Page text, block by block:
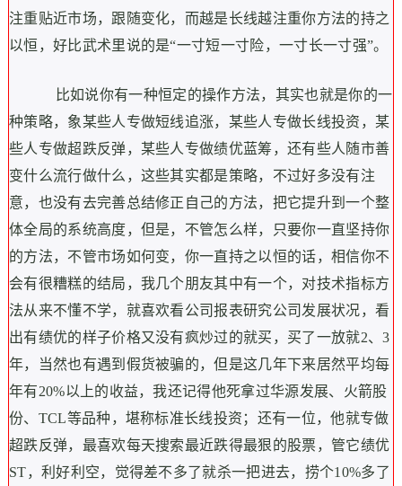
注重贴近市场，跟随变化，而越是长线越注重你方法的持之
以恒，好比武术里说的是“一寸短一寸险，一寸长一寸强”。
比如说你有一种恒定的操作方法，其实也就是你的一
种策略，象某些人专做短线追涨，某些人专做长线投资，某
些人专做超跌反弹，某些人专做绩优蓝筹，还有些人随市善
变什么流行做什么，这些其实都是策略，不过好多没有注
意，也没有去完善总结修正自己的方法，把它提升到一个整
体全局的系统高度，但是，不管怎么样，只要你一直坚持你
的方法，不管市场如何变，你一直持之以恒的话，相信你不
会有很糟糕的结局，我几个朋友其中有一个，对技术指标方
法从来不懂不学，就喜欢看公司报表研究公司发展状况，看
出有绩优的样子价格又没有疯炒过的就买，买了一放就2、3
年，当然也有遇到假货被骗的，但是这几年下来居然平均每
年有20%以上的收益，我还记得他死拿过华源发展、火箭股
份、TCL等品种，堪称标准长线投资；还有一位，他就专做
超跌反弹，最喜欢每天搜索最近跌得最狠的股票，管它绩优
ST，利好利空，觉得差不多了就杀一把进去，捞个10%多了